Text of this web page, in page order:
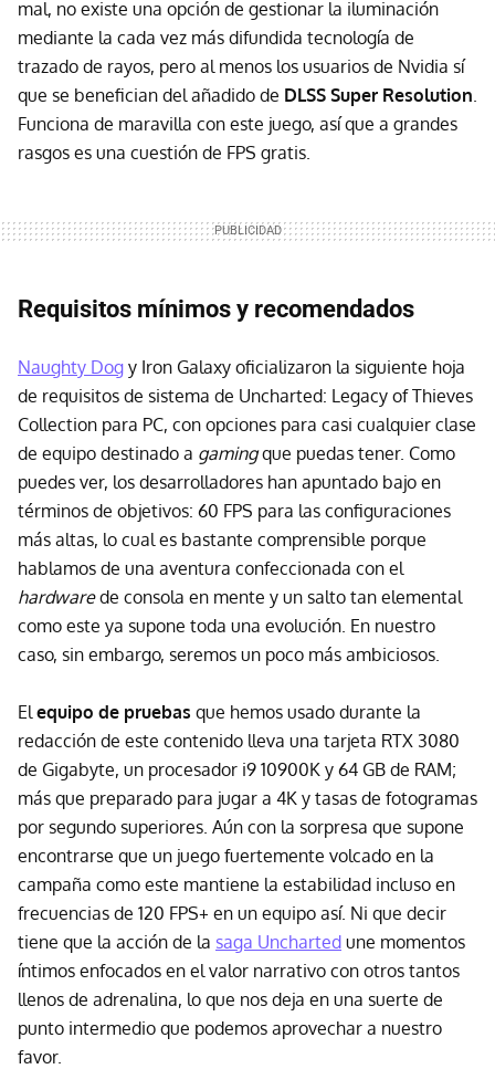
mal, no existe una opción de gestionar la iluminación
mediante la cada vez más difundida tecnología de
trazado de rayos, pero al menos los usuarios de Nvidia sí
que se benefician del añadido de DLSS Super Resolution
Funciona de maravilla con este juego, así que a grandes
rasgos es una cuestión de FPS gratis.
Requisitos mínimos y recomendados
Naughty Dog y Iron Galaxy oficializaron la siguiente hoja
de requisitos de sistema de Uncharted: Legacy of Thieves
Collection para PC, con opciones para casi cualquier clase
de equipo destinado a gamingque puedas tener. Como
puedes ver, los desarrolladores han apuntado bajo en
términos de objetivos: 60 FPS para las configuraciones
más altas, lo cual es bastante comprensible porque
hablamos de una aventura confeccionada con el
hardwarede consola en mente y un salto tan elemental
como este ya supone toda una evolución. En nuestro
caso, sin embargo, seremos un poco más ambiciosos.
El equipo de pruebas que hemos usado durante la
redacción de este contenido lleva una tarjeta RTX 3080
de Gigabyte, un procesador i9 10900K y 64 GB de RAM;
más que preparado para jugar a 4K y tasas de fotogramas
por segundo superiores. Aún con la sorpresa que supone
encontrarse que un juego fuertemente volcado en la
campaña como este mantiene la estabilidad incluso en
frecuencias de 120 FPS+ en un equipo así. Ni que decir
tiene que la acción de la saga Uncharted une momentos
íntimos enfocados en el valor narrativo con otros tantos
llenos de adrenalina, lo que nos deja en una suerte de
punto intermedio que podemos aprovechar a nuestro
favor.